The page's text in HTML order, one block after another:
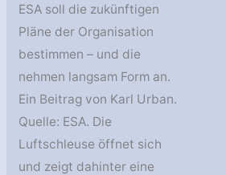
ESA soll die zukünftigen
Pläne der Organisation
bestimmen – und die
nehmen langsam Form an.
Ein Beitrag von Karl Urban.
Quelle: ESA. Die
Luftschleuse öffnet sich
und zeigt dahinter eine